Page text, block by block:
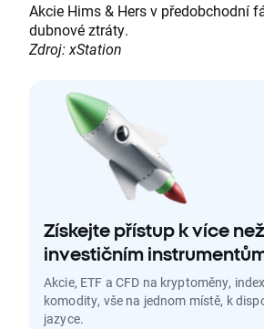
Akcie Hims & Hers v předobchodní
dubnové ztráty.
Zdroj: xStation
Získejte přístup k více než
investičním
Akcie, ETF a CFD na kryptoměny,
komodity, vše na jednom místě, k
jazyce.